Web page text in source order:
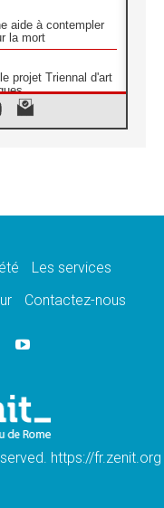
aide à contempler
la mort
projet Triennal d'art
aux religieuses
nationale
l'empathie» estime
s'achète pas avec
Les services
Contactez-nous
https://fr.zenit.org